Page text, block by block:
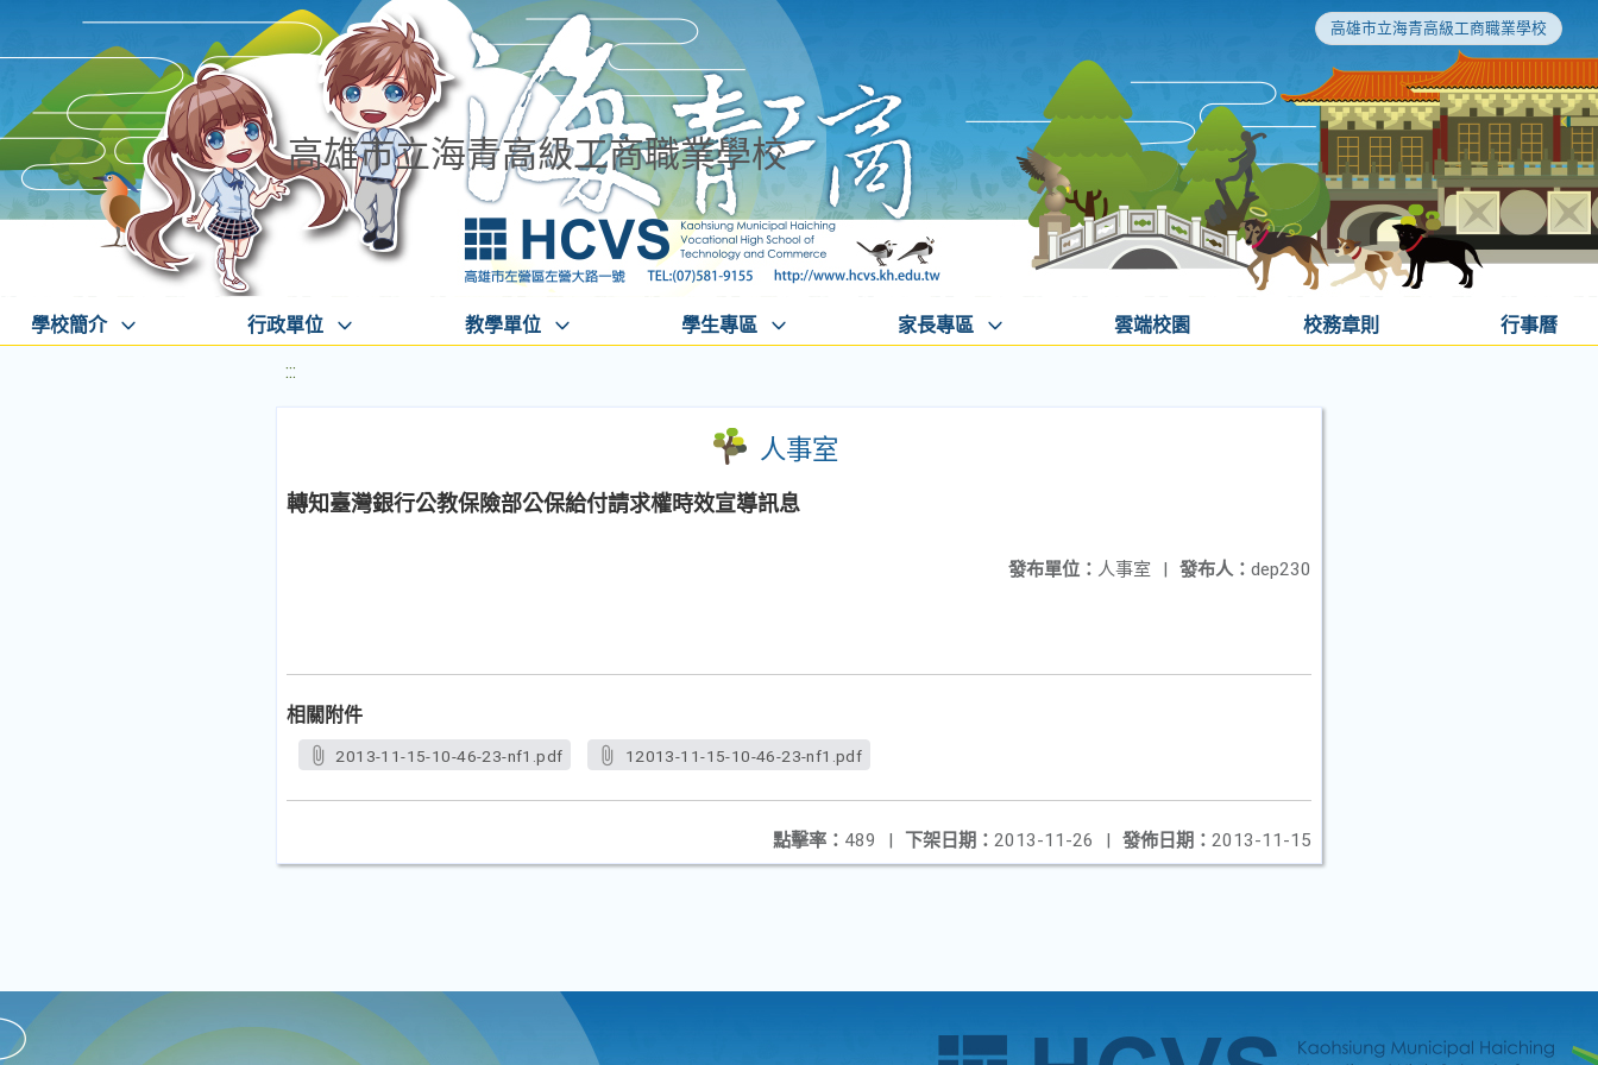
高雄市立海青高級工商職業學校
高雄市立海青高級工商職業學校
學校簡介 行政單位 教學單位 學生專區 家長專區 雲端校園 校務章則 行事曆
:::
人事室
轉知臺灣銀行公教保險部公保給付請求權時效宣導訊息
發布人： dep230
發布單位： 人事室 |
相關附件
2013-11-15-10-46-23-nf1.pdf 12013-11-15-10-46-23-nf1.pdf
發佈日期： 2013-11-15
下架日期： 2013-11-26 |
點擊率： 489 |